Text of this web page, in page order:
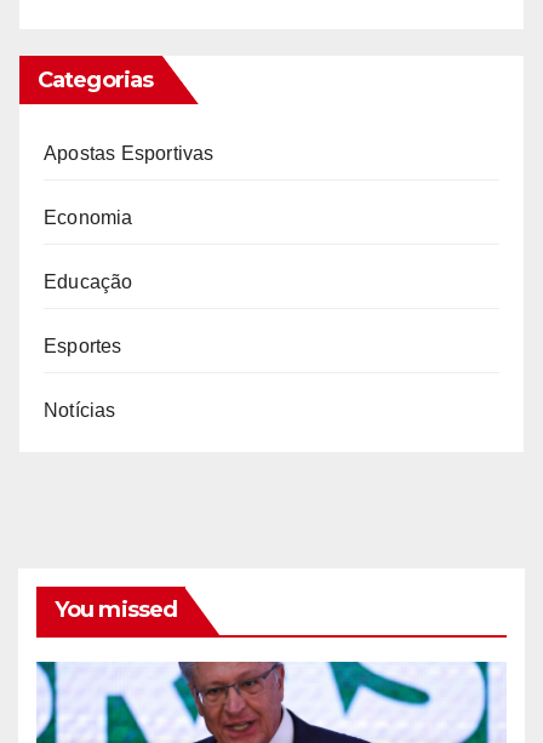
Categorias
Apostas Esportivas
Economia
Educação
Esportes
Notícias
You missed